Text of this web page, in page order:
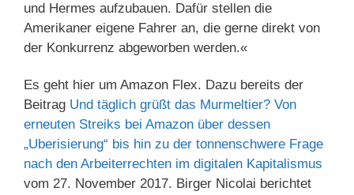
und Hermes aufzubauen. Dafür stellen die
Amerikaner eigene Fahrer an, die gerne direkt von
der Konkurrenz abgeworben werden.«
Es geht hier um Amazon Flex. Dazu bereits der
Beitrag Und täglich grüßt das Murmeltier? Von
erneuten Streiks bei Amazon über dessen
„Uberisierung“ bis hin zu der tonnenschwere Frage
nach den Arbeiterrechten im digitalen Kapitalismus
vom 27. November 2017. Birger Nicolai berichtet